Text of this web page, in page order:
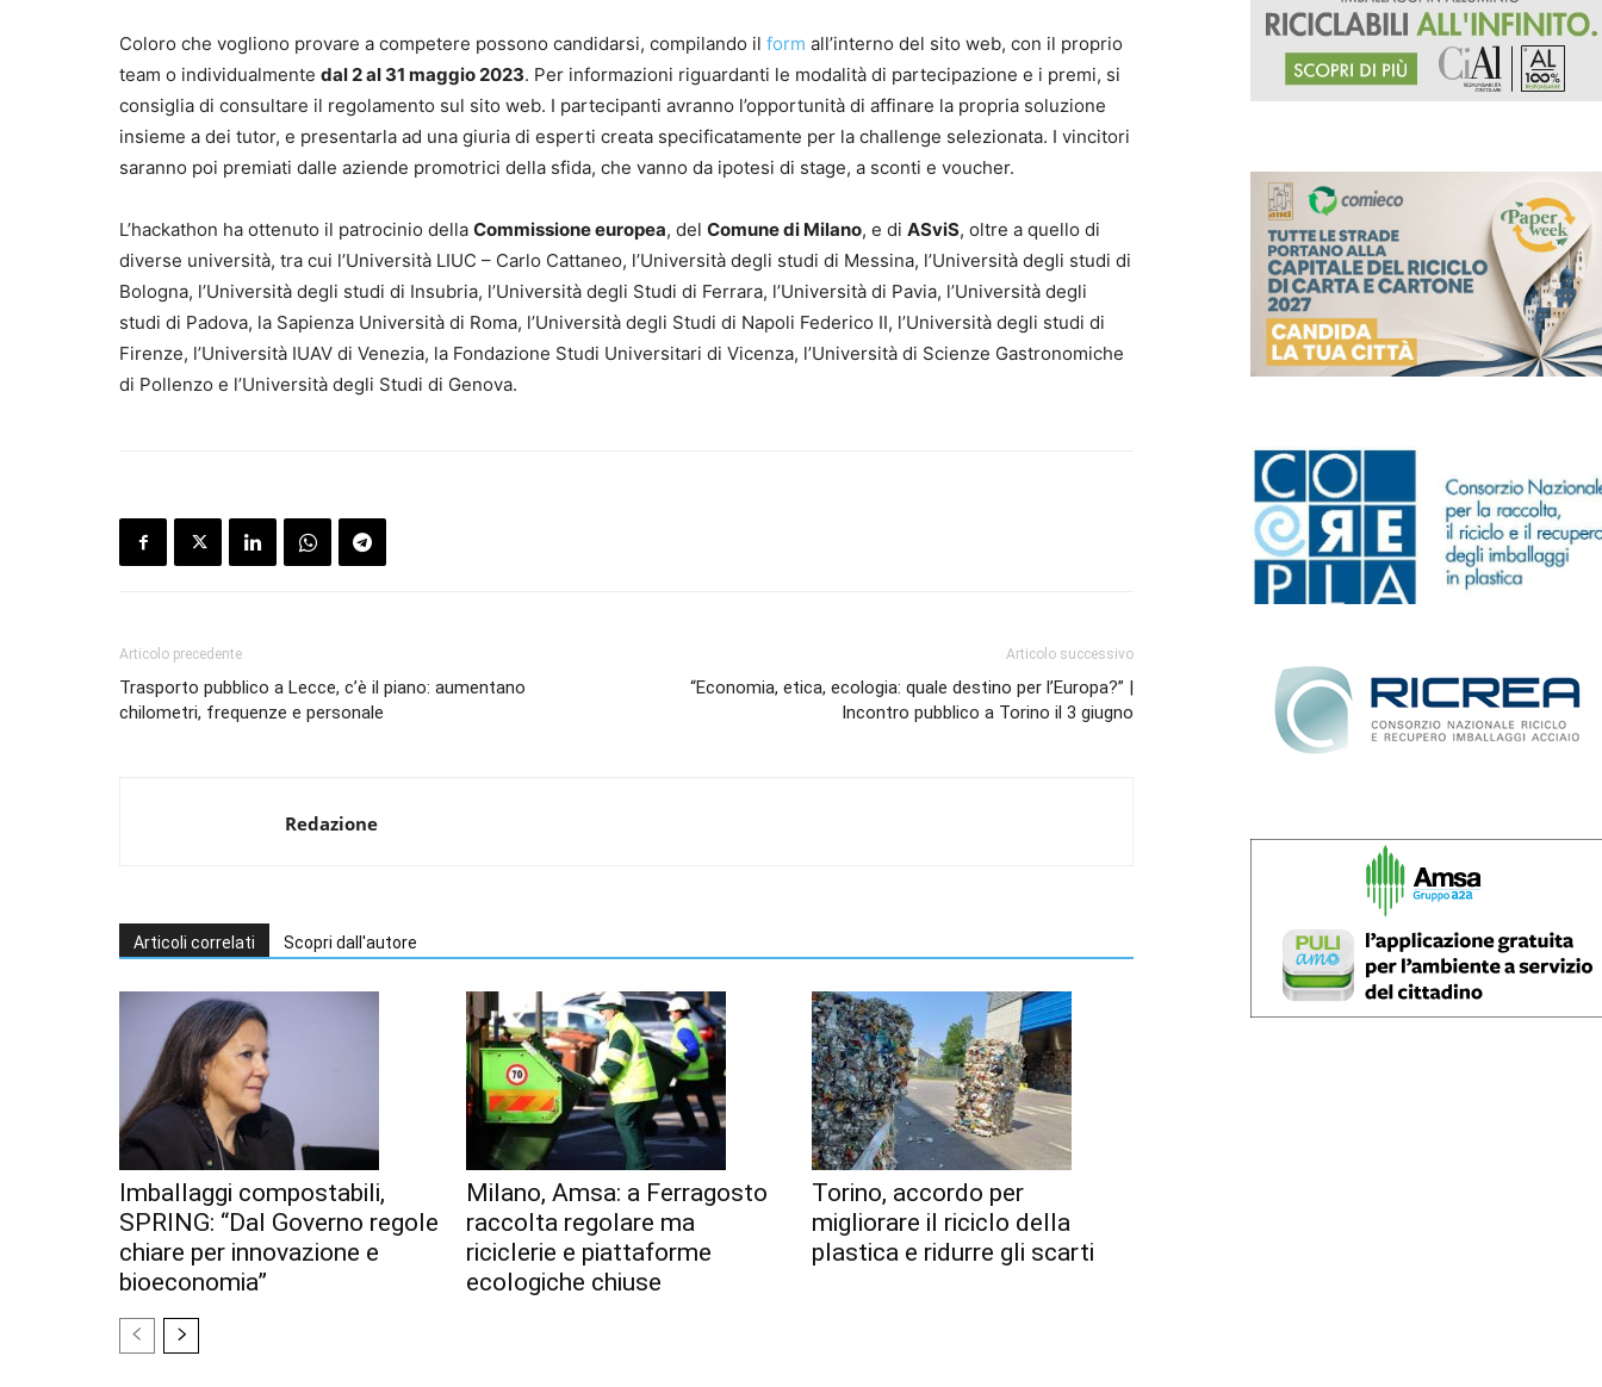
Coloro che vogliono provare a competere possono candidarsi, compilando il form all’interno del sito web, con il proprio
team o individualmente dal 2 al 31 maggio 2023. Per informazioni riguardanti le modalità di partecipazione e i premi, si
consiglia di consultare il regolamento sul sito web. I partecipanti avranno l’opportunità di affinare la propria soluzione
insieme a dei tutor, e presentarla ad una giuria di esperti creata specificatamente per la challenge selezionata. I vincitori
saranno poi premiati dalle aziende promotrici della sfida, che vanno da ipotesi di stage, a sconti e voucher.
L’hackathon ha ottenuto il patrocinio della Commissione europea, del Comune di Milano, e di ASviS, oltre a quello di
diverse università, tra cui l’Università LIUC – Carlo Cattaneo, l’Università degli studi di Messina, l’Università degli studi di
Bologna, l’Università degli studi di Insubria, l’Università degli Studi di Ferrara, l’Università di Pavia, l’Università degli
studi di Padova, la Sapienza Università di Roma, l’Università degli Studi di Napoli Federico II, l’Università degli studi di
Firenze, l’Università IUAV di Venezia, la Fondazione Studi Universitari di Vicenza, l’Università di Scienze Gastronomiche
di Pollenzo e l’Università degli Studi di Genova.
Articolo precedente
Trasporto pubblico a Lecce, c’è il piano: aumentano
chilometri, frequenze e personale
Articolo successivo
“Economia, etica, ecologia: quale destino per l’Europa?” |
Incontro pubblico a Torino il 3 giugno
Redazione
Articoli correlati Scopri dall'autore
Imballaggi compostabili,
SPRING: “Dal Governo regole
chiare per innovazione e
bioeconomia”
Milano, Amsa: a Ferragosto
raccolta regolare ma
riciclerie e piattaforme
ecologiche chiuse
Torino, accordo per
migliorare il riciclo della
plastica e ridurre gli scarti